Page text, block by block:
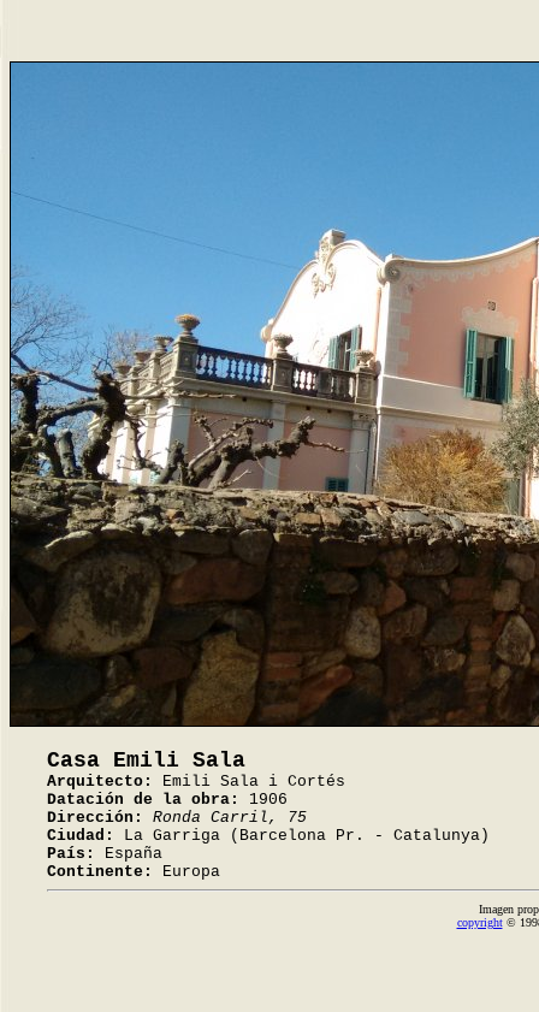
Casa Emili Sala
Arquitecto:
Emili Sala i Cortés
Datación de la obra:
1906
Dirección:
Ronda Carril, 75
Ciudad:
La Garriga (Barcelona Pr. - Catalunya)
País:
España
Continente:
Europa
Imagen
copyright©